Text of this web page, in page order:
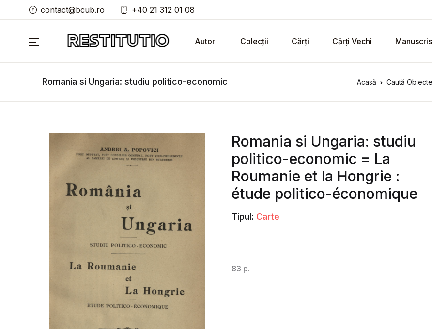
contact@bcub.ro +40 21 312 01 08
Autori Colecții Cărți Cărți Vechi
Romania si Ungaria: studiu politico-economic Acasă Caută
Romania si Ungaria: studiu
politico-economic = La
Roumanie et la Hongrie :
étude politico-économique
Tipul: Carte